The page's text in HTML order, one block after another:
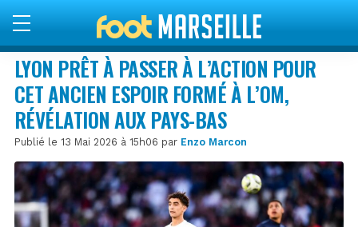
LYON PRÊT À PASSER À L’ACTION POUR
CET ANCIEN ESPOIR FORMÉ À L’OM,
RÉVÉLATION AUX PAYS-BAS
Publié le 13 Mai 2026 à 15h06 par Enzo Marcon